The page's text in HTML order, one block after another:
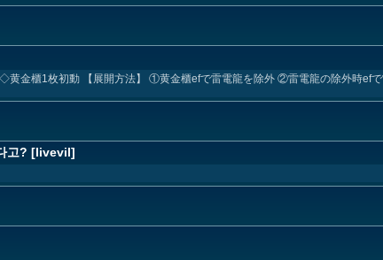
黄金櫃1枚初動 【展開方法】 ①黄金櫃efで雷電龍を除外 ②雷電龍の除外時ef
고? [livevil]